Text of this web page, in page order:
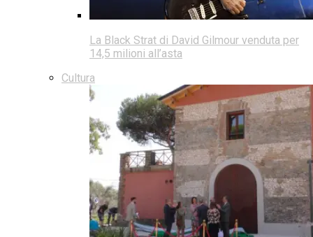
La Black Strat di David Gilmour venduta per
14,5 milioni all’asta
Cultura